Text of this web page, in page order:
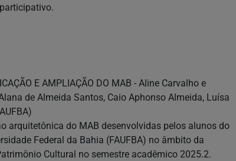
E AMPLIAÇÃO DO MAB - Aline Carvalho e
de Almeida Santos, Caio Aphonso Almeida, Luísa
arquitetônica do MAB desenvolvidas pelos alunos do
Federal da Bahia (FAUFBA) no âmbito da
Cultural no semestre acadêmico 2025.2.